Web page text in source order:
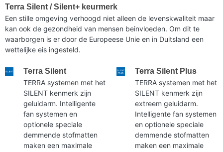
Terra Silent / Silent+ keurmerk
Een stille omgeving verhoogd niet alleen de levenskwaliteit maar
kan ook de gezondheid van mensen beinvloeden. Om dit te
waarborgen is er door de Europeese Unie en in Duitsland een
wettelijke eis ingesteld.
Terra Silent
TERRA systemen met het
SILENT kenmerk zijn
geluidarm. Intelligente
fan systemen en
optionele speciale
demmende stofmatten
maken een maximale
Terra Silent Plus
TERRA systemen met het
SILENT kenmerk zijn
extreem geluidarm.
Intelligente fan systemen
en optionele speciale
demmende stofmatten
maken een maximale